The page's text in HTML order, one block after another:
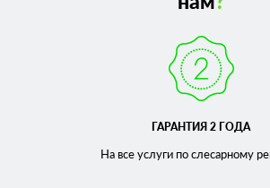
ГАРАНТИЯ 2 ГОДА
На все услуги по слесарному